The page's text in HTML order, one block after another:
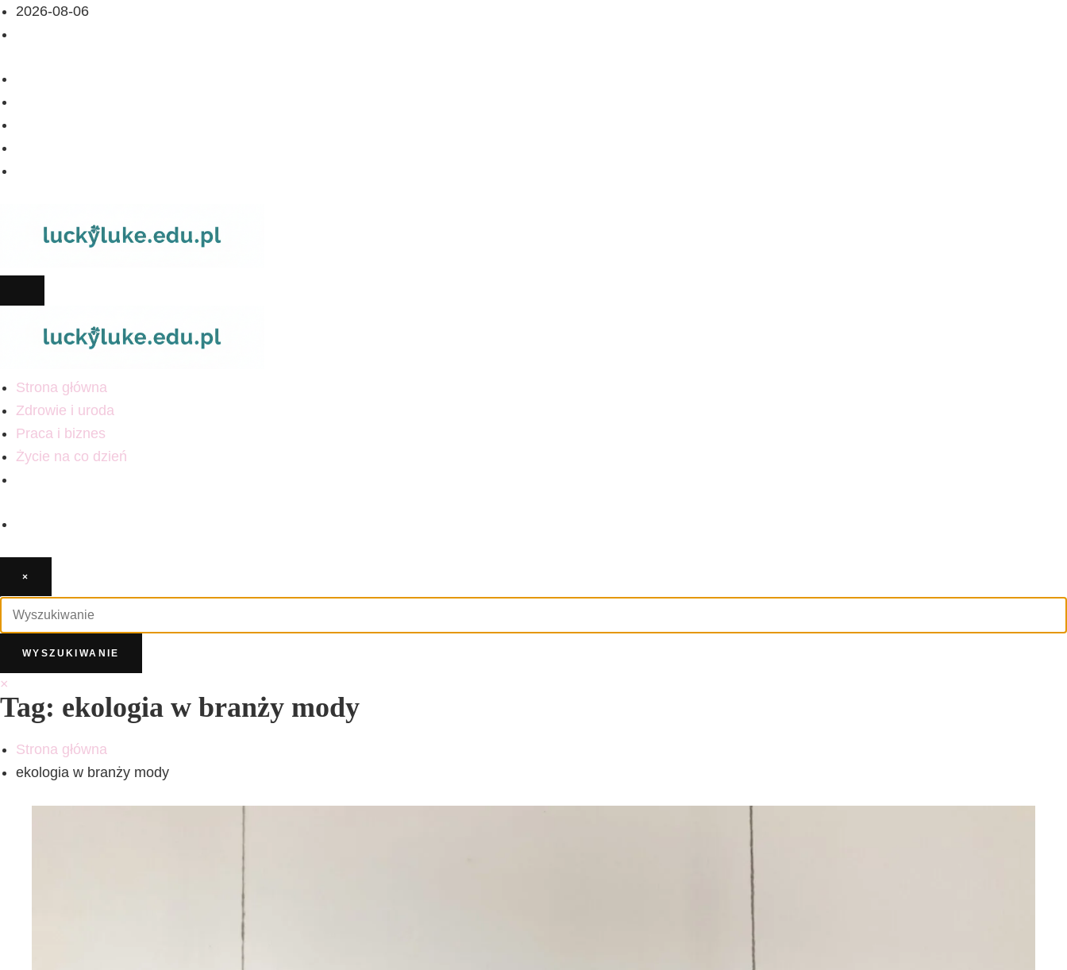
2026-08-06
Strona główna
Zdrowie i uroda
Praca i biznes
Życie na co dzień
×
×
Tag: ekologia w branży mody
Strona główna
ekologia w branży mody